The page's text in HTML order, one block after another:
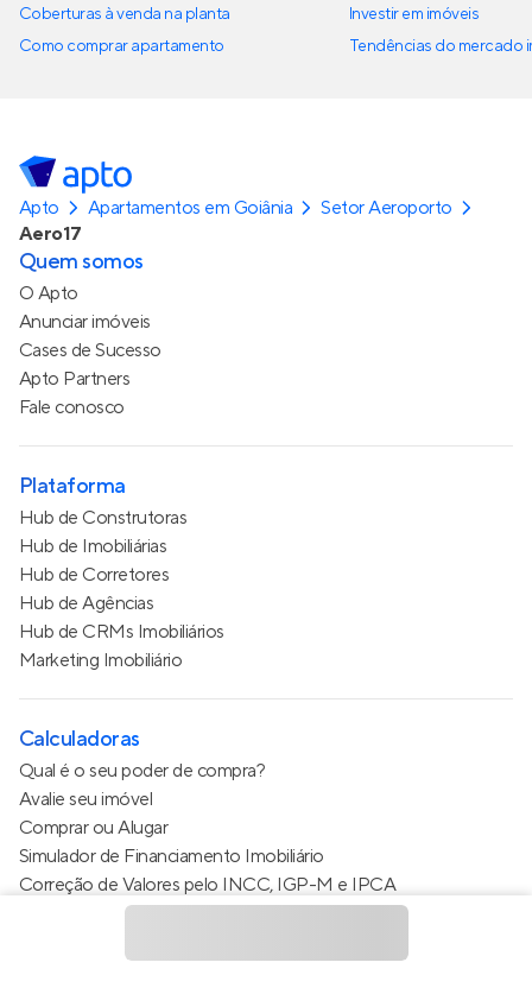
Coberturas à venda na planta
Como comprar apartamento
Investir em imóveis
Tendências do mercado
Apto Apartamentos em Goiânia
Setor Aeroporto
Aero17
Quem somos
O Apto
Anunciar imóveis
Cases de Sucesso
Apto Partners
Fale conosco
Plataforma
Hub de Construtoras
Hub de Imobiliárias
Hub de Corretores
Hub de Agências
Hub de CRMs Imobiliários
Marketing Imobiliário
Calculadoras
Qual é o seu poder de compra?
Avalie seu imóvel
Comprar ou Alugar
Simulador de Financiamento Imobiliário
Correção de Valores pelo INCC, IGP-M e IPCA
Estimativa de valor do condomínio